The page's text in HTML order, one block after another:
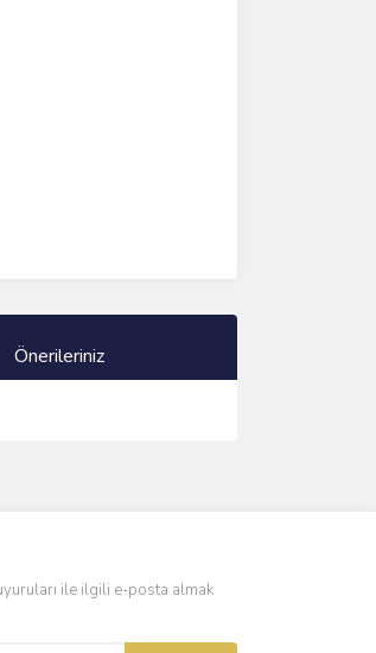
Önerileriniz
ile ilgili e-posta almak